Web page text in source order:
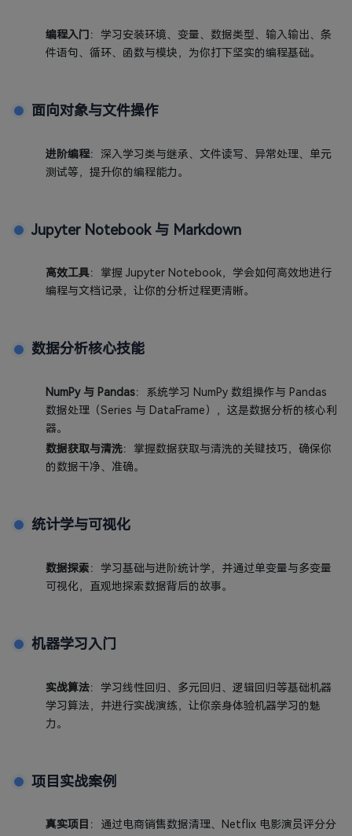
编程入门 ：学习安装环境、变量、数据类型、输入输出、条
件语句、循环、函数与模块，为你打下坚实的编程基础。
面向对象与文件操作
进阶编程：深入学习类与继承、文件读写、异常处理、单元
测试等，提升你的编程能力。
Jupyter Notebook 与 Markdown
高效工具：掌握 Jupyter Notebook，学会如何高效地进行
编程与文档记录，让你的分析过程更清晰。
数据分析核心技能
NumPy 与 Pandas：系统学习 NumPy 数组操作与 Pandas
数据处理（Series 与 DataFrame），这是数据分析的核心利
器。
数据获取与清洗：掌握数据获取与清洗的关键技巧，确保你
的数据干净、准确。
统计学与可视化
数据探索 ：学习基础与进阶统计学，并通过单变量与多变量
可视化，直观地探索数据背后的故事。
机器学习入门
实战算法：学习线性回归、多元回归、逻辑回归等基础机器
学习算法，并进行实战演练，让你亲身体验机器学习的魅
力。
项目实战案例
真实项目 ：通过电商销售数据清理、Netflix 电影演员评分分